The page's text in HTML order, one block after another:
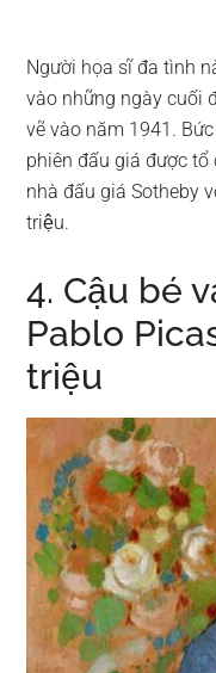
Người họa sĩ đa tình
vào những ngày cuối
vẽ vào năm 1941.
phiên đấu giá được
nhà đấu giá Sotheby
triệu.
4. Cậu bé
Pablo
triệu